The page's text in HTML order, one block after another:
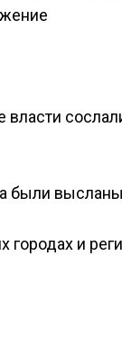
власти
были
городах и